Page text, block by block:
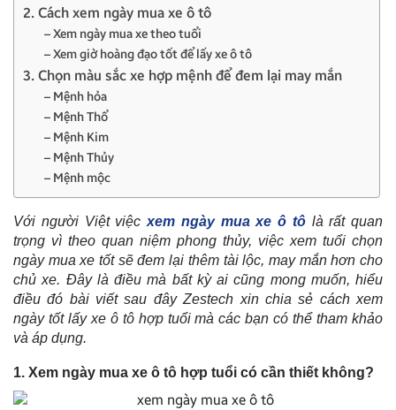
2. Cách xem ngày mua xe ô tô
– Xem ngày mua xe theo tuổi
– Xem giờ hoàng đạo tốt để lấy xe ô tô
3. Chọn màu sắc xe hợp mệnh để đem lại may mắn
– Mệnh hỏa
– Mệnh Thổ
– Mệnh Kim
– Mệnh Thủy
– Mệnh mộc
Với người Việt việc xem ngày mua xe ô tôlà rất quan
trọng vì theo quan niệm phong thủy, việc xem tuổi chọn
ngày mua xe tốt sẽ đem lại thêm tài lộc, may mắn hơn cho
chủ xe. Đây là điều mà bất kỳ ai cũng mong muốn, hiểu
điều đó bài viết sau đây Zestech xin chia sẻ cách xem
ngày tốt lấy xe ô tô hợp tuổi mà các bạn có thể tham khảo
và áp dụng.
1. Xem ngày mua xe ô tô hợp tuổi có cần thiết không?